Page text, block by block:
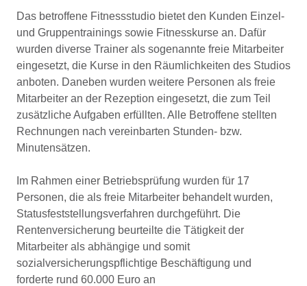
Das betroffene Fitnessstudio bietet den Kunden Einzel-
und Gruppentrainings sowie Fitnesskurse an. Dafür
wurden diverse Trainer als sogenannte freie Mitarbeiter
eingesetzt, die Kurse in den Räumlichkeiten des Studios
anboten. Daneben wurden weitere Personen als freie
Mitarbeiter an der Rezeption eingesetzt, die zum Teil
zusätzliche Aufgaben erfüllten. Alle Betroffene stellten
Rechnungen nach vereinbarten Stunden- bzw.
Minutensätzen.
Im Rahmen einer Betriebsprüfung wurden für 17
Personen, die als freie Mitarbeiter behandelt wurden,
Statusfeststellungsverfahren durchgeführt. Die
Rentenversicherung beurteilte die Tätigkeit der
Mitarbeiter als abhängige und somit
sozialversicherungspflichtige Beschäftigung und
forderte rund 60.000 Euro an